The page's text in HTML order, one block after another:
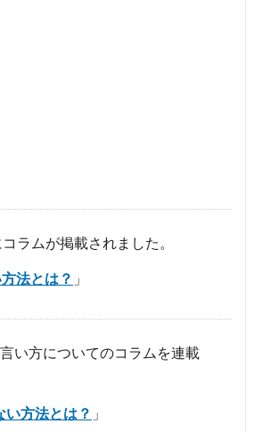
ラムが掲載されました。
法とは？ 」
い方についてのコラムを連載
い方法とは？ 」